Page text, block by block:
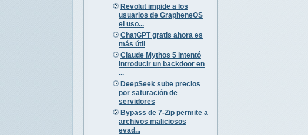
Revolut impide a los
usuarios de GrapheneOS
el uso...
ChatGPT gratis ahora es
más útil
Claude Mythos 5 intentó
introducir un backdoor en
...
DeepSeek sube precios
por saturación de
servidores
Bypass de 7-Zip permite a
archivos maliciosos
evad...